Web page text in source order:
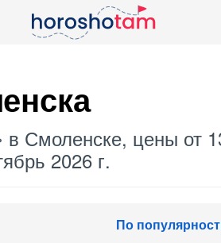
в Смоленске, цены от
2026 г.
По